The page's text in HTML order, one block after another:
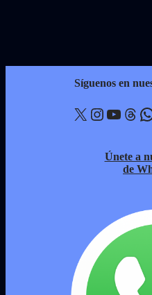
Síguenos en
X Instagram YouTube Threads WhatsApp
Únete a
de